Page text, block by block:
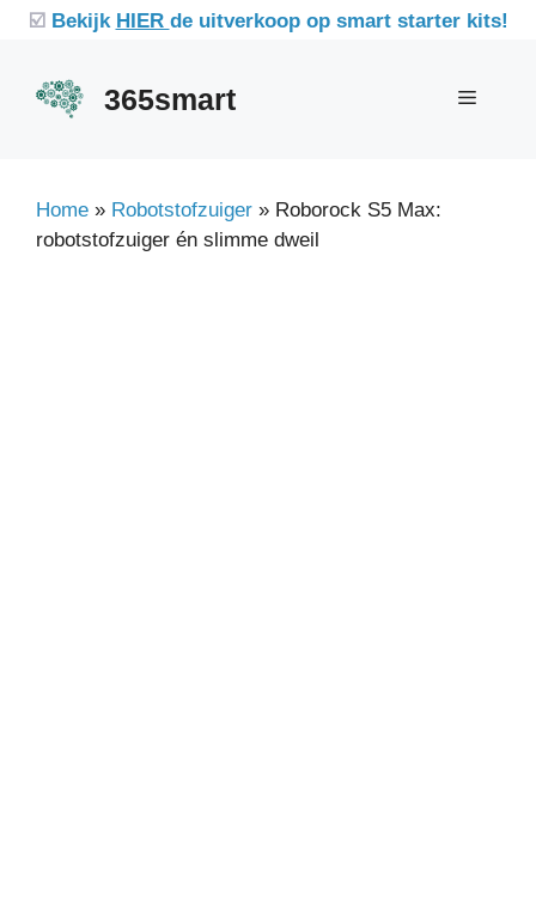
inhoud
☑️ Bekijk HIER de uitverkoop op smart starter kits!
365smart Menu
Home » Robotstofzuiger » Roborock S5 Max:
robotstofzuiger én slimme dweil